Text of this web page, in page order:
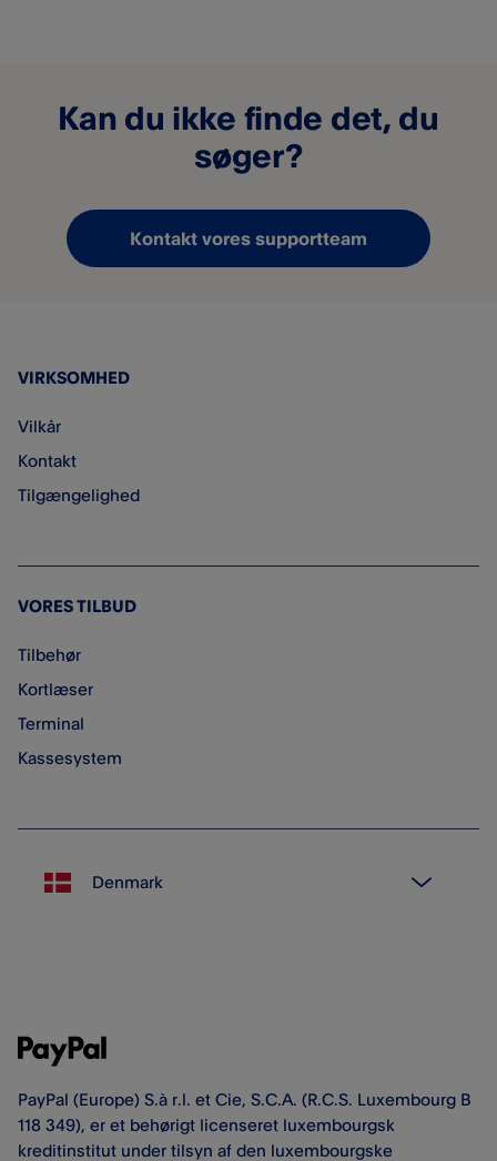
Kan du ikke finde det, du
søger?
Kontakt vores supportteam
VIRKSOMHED
Vilkår
Kontakt
Tilgængelighed
VORES TILBUD
Tilbehør
Kortlæser
Terminal
Kassesystem
PayPal (Europe) S.à r.l. et Cie, S.C.A. (R.C.S. Luxembourg B
118 349), er et behørigt licenseret luxembourgsk
kreditinstitut under tilsyn af den luxembourgske